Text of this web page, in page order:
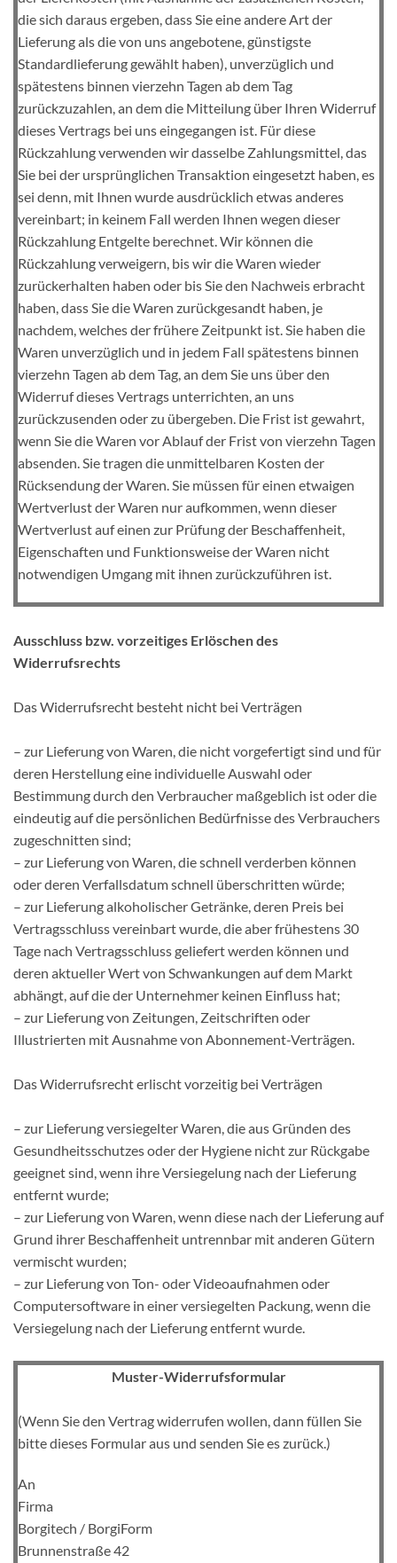
die sich daraus ergeben, dass Sie eine andere Art der
Lieferung als die von uns angebotene, günstigste
Standardlieferung gewählt haben), unverzüglich und
spätestens binnen vierzehn Tagen ab dem Tag
zurückzuzahlen, an dem die Mitteilung über Ihren Widerruf
dieses Vertrags bei uns eingegangen ist. Für diese
Rückzahlung verwenden wir dasselbe Zahlungsmittel, das
Sie bei der ursprünglichen Transaktion eingesetzt haben, es
sei denn, mit Ihnen wurde ausdrücklich etwas anderes
vereinbart; in keinem Fall werden Ihnen wegen dieser
Rückzahlung Entgelte berechnet. Wir können die
Rückzahlung verweigern, bis wir die Waren wieder
zurückerhalten haben oder bis Sie den Nachweis erbracht
haben, dass Sie die Waren zurückgesandt haben, je
nachdem, welches der frühere Zeitpunkt ist. Sie haben die
Waren unverzüglich und in jedem Fall spätestens binnen
vierzehn Tagen ab dem Tag, an dem Sie uns über den
Widerruf dieses Vertrags unterrichten, an uns
zurückzusenden oder zu übergeben. Die Frist ist gewahrt,
wenn Sie die Waren vor Ablauf der Frist von vierzehn Tagen
absenden. Sie tragen die unmittelbaren Kosten der
Rücksendung der Waren. Sie müssen für einen etwaigen
Wertverlust der Waren nur aufkommen, wenn dieser
Wertverlust auf einen zur Prüfung der Beschaffenheit,
Eigenschaften und Funktionsweise der Waren nicht
notwendigen Umgang mit ihnen zurückzuführen ist.
Ausschluss bzw. vorzeitiges Erlöschen des
Widerrufsrechts
Das Widerrufsrecht besteht nicht bei Verträgen
– zur Lieferung von Waren, die nicht vorgefertigt sind und für
deren Herstellung eine individuelle Auswahl oder
Bestimmung durch den Verbraucher maßgeblich ist oder die
eindeutig auf die persönlichen Bedürfnisse des Verbrauchers
zugeschnitten sind;
– zur Lieferung von Waren, die schnell verderben können
oder deren Verfallsdatum schnell überschritten würde;
– zur Lieferung alkoholischer Getränke, deren Preis bei
Vertragsschluss vereinbart wurde, die aber frühestens 30
Tage nach Vertragsschluss geliefert werden können und
deren aktueller Wert von Schwankungen auf dem Markt
abhängt, auf die der Unternehmer keinen Einfluss hat;
– zur Lieferung von Zeitungen, Zeitschriften oder
Illustrierten mit Ausnahme von Abonnement-Verträgen.
Das Widerrufsrecht erlischt vorzeitig bei Verträgen
– zur Lieferung versiegelter Waren, die aus Gründen des
Gesundheitsschutzes oder der Hygiene nicht zur Rückgabe
geeignet sind, wenn ihre Versiegelung nach der Lieferung
entfernt wurde;
– zur Lieferung von Waren, wenn diese nach der Lieferung auf
Grund ihrer Beschaffenheit untrennbar mit anderen Gütern
vermischt wurden;
– zur Lieferung von Ton- oder Videoaufnahmen oder
Computersoftware in einer versiegelten Packung, wenn die
Versiegelung nach der Lieferung entfernt wurde.
Muster-Widerrufsformular
(Wenn Sie den Vertrag widerrufen wollen, dann füllen Sie
bitte dieses Formular aus und senden Sie es zurück.)
An
Firma
Borgitech / BorgiForm
Brunnenstraße 42